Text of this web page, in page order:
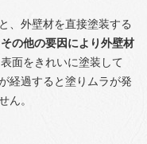
、外壁材を直接塗装する
の他の要因により外壁材
面をきれいに塗装して
経過すると塗りムラが発
。